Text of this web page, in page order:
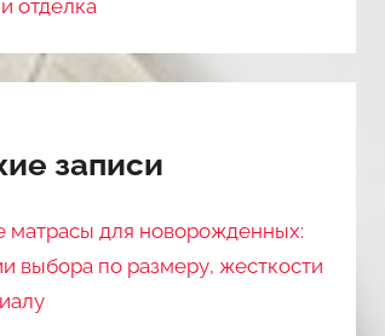
отделка
записи
матрасы для новорожденных:
выбора по размеру, жесткости